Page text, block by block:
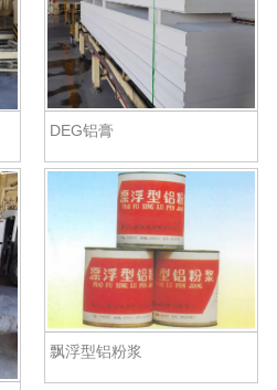
DEG铝膏
飘浮型铝粉浆